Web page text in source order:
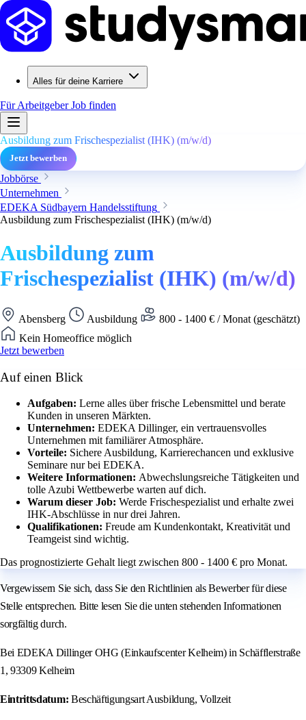
Alles für deine Karriere
Für ArbeitgeberJob finden
Ausbildung zum Frischespezialist (IHK) (m/w/d)
Jetzt bewerben
Jobbörse
Unternehmen
EDEKA Südbayern Handelsstiftung
Ausbildung zum Frischespezialist (IHK) (m/w/d)
Ausbildung zum
Frischespezialist (IHK) (m/w/d)
Abensberg Ausbildung
800 - 1400 € / Monat (geschätzt)
Kein Homeoffice möglich
Jetzt bewerben
Auf einen Blick
Aufgaben: Lerne alles über frische Lebensmittel und berate
Kunden in unseren Märkten.
Unternehmen: EDEKA Dillinger, ein vertrauensvolles
Unternehmen mit familiärer Atmosphäre.
Vorteile: Sichere Ausbildung, Karrierechancen und exklusive
Seminare nur bei EDEKA.
Weitere Informationen: Abwechslungsreiche Tätigkeiten und
tolle Azubi Wettbewerbe warten auf dich.
Warum dieser Job: Werde Frischespezialist und erhalte zwei
IHK-Abschlüsse in nur drei Jahren.
Qualifikationen: Freude am Kundenkontakt, Kreativität und
Teamgeist sind wichtig.
Das prognostizierte Gehalt liegt zwischen 800 - 1400 € pro Monat.
Vergewissern Sie sich, dass Sie den Richtlinien als Bewerber für diese
Stelle entsprechen. Bitte lesen Sie die unten stehenden Informationen
sorgfältig durch.
Bei EDEKA Dillinger OHG (Einkaufscenter Kelheim) in Schäfflerstraße
1, 93309 Kelheim
Eintrittsdatum: Beschäftigungsart Ausbildung, Vollzeit